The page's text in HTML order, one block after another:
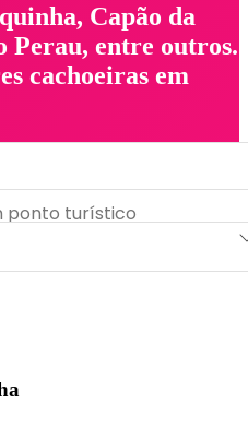
Capão da
Perau, entre outros.
cachoeiras em